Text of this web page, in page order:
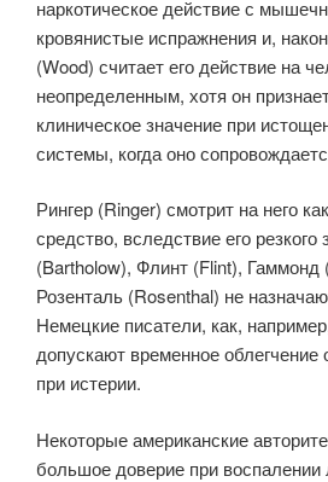
наркотическое действие с
кровянистые испражнения и,
(Wood) считает его действие на
неопределенным, хотя он
клиническое значение при
системы, когда оно
Рингер (Ringer) смотрит на него
средство, вследствие его
(Bartholow), Флинт (Flint), Гаммонд
Розенталь (Rosenthal) не
Немецкие писатели, как,
допускают временное облегчение
при истерии.
Некоторые американские
большое доверие при воспалении